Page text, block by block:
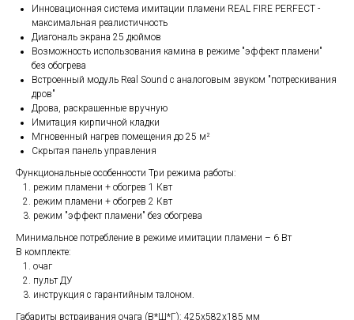
Инновационная система имитации пламени REAL FIRE PERFECT -
максимальная реалистичность
Диагональ экрана 25 дюймов
Возможность использования камина в режиме "эффект пламени"
без обогрева
Встроенный модуль Real Sound с аналоговым звуком "потрескивания
дров"
Дрова, раскрашенные вручную
Имитация кирпичной кладки
Мгновенный нагрев помещения до 25 м²
Скрытая панель управления
Функциональные особенности Три режима работы:
режим пламени + обогрев 1 Квт
режим пламени + обогрев 2 Квт
режим "эффект пламени" без обогрева
Минимальное потребление в режиме имитации пламени – 6 Вт
В комплекте:
очаг
пульт ДУ
инструкция с гарантийным талоном.
Габариты встраивания очага (В*Ш*Г): 425х582х185 мм